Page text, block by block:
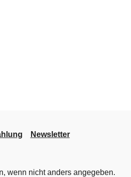
Newsletter
wenn nicht anders angegeben.